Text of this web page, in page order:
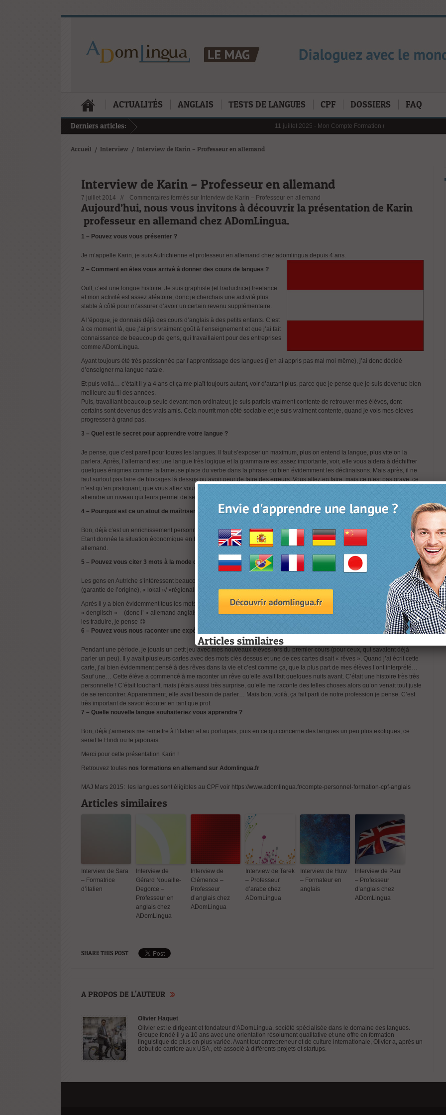
ACTUALITÉS ANGLAIS TESTS DE LANGUES CPF DOSSIERS FAQ
Derniers articles: 11 juillet 2025 -Mon Compte Formation (CPF) en 2025 : Les
6 janvier 2025 -Au 1er janvier 2025, le reste à charge pour
21 octobre 2024 -
Accueil / Interview / Interview de Karin – Professeur en allemand
Interview de Karin – Professeur en allemand
7 juillet 2014 // Commentaires fermés sur Interview de Karin – Professeur en allemand
Aujourd’hui, nous vous invitons à découvrir la présentation de Karin
professeur en allemand chez ADomLingua.
1 – Pouvez vous vous présenter ?
Je m’appelle Karin, je suis Autrichienne et professeur en allemand chez adomlingua depuis 4 ans.
2 – Comment en êtes vous arrivé à donner des cours de langues ?
Ouff, c’est une longue histoire. Je suis graphiste (et traductrice) freelance
et mon activité est assez aléatoire, donc je cherchais une activité plus
stable à côté pour m’assurer d’avoir un certain revenu supplémentaire.
A l’époque, je donnais déjà des cours d’anglais à des petits enfants. C’est
à ce moment là, que j’ai pris vraiment goût à l’enseignement et que j’ai fait
connaissance de beaucoup de gens, qui travaillaient pour des entreprises
comme ADomLingua.
Ayant toujours été très passionnée par l’apprentissage des langues (j’en ai appris pas mal moi même), j’ai donc décidé
d’enseigner ma langue natale.
Et puis voilà… c’était il y a 4 ans et ça me plaît toujours autant, voir d’autant plus, parce que je pense que je suis devenue bien
meilleure au fil des années.
Puis, travaillant beaucoup seule devant mon ordinateur, je suis parfois vraiment contente de retrouver mes élèves, dont
certains sont devenus des vrais amis. Cela nourrit mon côté sociable et je suis vraiment contente, quand je vois mes élèves
progresser à grand pas.
3 – Quel est le secret pour apprendre votre langue ?
Je pense, que c’est pareil pour toutes les langues. Il faut s’exposer un maximum, plus on entend la langue, plus vite on la
parlera. Après, l’allemand est une langue très logique et la grammaire est assez importante, voir, elle vous aidera à déchiffrer
quelques énigmes comme la fameuse place du verbe dans la phrase ou bien évidemment les déclinaisons. Mais après, il ne
faut surtout pas faire de blocages là dessus ou avoir peur de faire des erreurs. Vous allez en faire, mais ce n’est pas grave, ce
n’est qu’en pratiquant, que vous allez vous améliorer. Parfois, les gens sont surpris de la vitesse à laquelle ils arrivent à
atteindre un niveau qui leurs permet de se débrouiller au quotidien.
4 – Pourquoi est ce un atout de maîtriser votre langue ?
Bon, déjà c’est un enrichissement personnel. Chaque nouvelle langue apprise est une ouverture vers une nouvelle culture.
Etant donnée la situation économique en Europe en ce moment, c’est en plus certainement un atout professionnel de parler
allemand.
5 – Pouvez vous citer 3 mots à la mode dans votre langue et leurs significations ?
Les gens en Autriche s’intéressent beaucoup à l’origine de leurs produits, donc des mots comme: « Herkunftsgarantie »
(garantie de l’origine), « lokal »/ »régional » ou « hausgemacht » (fait maison) sont très à la mode depuis plusieurs années.
Après il y a bien évidemment tous les mots plus ou moins empruntés de l’anglais – que nous appelons d’ailleurs aussi du
« denglisch » – (donc l’ « allemand anglais »): smsen, twitten, socializen, googlen, chillen, herumcruisen, fake… Pas besoin de
les traduire, je pense 😉
6 – Pouvez vous nous raconter une expérience originale lors de vos cours avec ADomLingua ?
Pendant une période, je jouais un petit jeu avec mes nouveaux élèves lors du premier cours (pour ceux, qui savaient déjà
parler un peu). Il y avait plusieurs cartes avec des mots clés dessus et une de ces cartes disait « rêves ». Quand j’ai écrit cette
carte, j’ai bien évidemment pensé à des rêves dans la vie et c’est comme ça, que la plus part de mes élèves l’ont interprété…
Sauf une… Cette élève a commencé à me raconter un rêve qu’elle avait fait quelques nuits avant. C’était une histoire très très
personnelle ! C’était touchant, mais j’étais aussi très surprise, qu’elle me raconte des telles choses alors qu’on venait tout juste
de se rencontrer. Apparemment, elle avait besoin de parler… Mais bon, voilà, ça fait parti de notre profession je pense. C’est
très important de savoir écouter en tant que prof.
7 – Quelle nouvelle langue souhaiteriez vous apprendre ?
Bon, déjà j’aimerais me remettre à l’italien et au portugais, puis en ce qui concerne des langues un peu plus exotiques, ce
serait le Hindi ou le japonais.
Merci pour cette présentation Karin !
Retrouvez toutes nos formations en allemand sur Adomlingua.fr
MAJ Mars 2015: les langues sont éligibles au CPF voir https://www.adomlingua.fr/compte-personnel-formation-cpf-anglais
Articles similaires
Interview de Sara
– Formatrice
d’italien
Interview de
Gérard Nouaille-
Degorce –
Professeur en
anglais chez
ADomLingua
Interview de
Clémence –
Professeur
d’anglais chez
ADomLingua
Interview de Tarek
– Professeur
d’arabe chez
ADomLingua
Interview de Huw
– Formateur en
anglais
Interview de Paul
– Professeur
d’anglais chez
ADomLingua
SHARE THIS POST
A PROPOS DE L'AUTEUR
Olivier Haquet
Olivier est le dirigeant et fondateur d'ADomLingua, société spécialisée dans le domaine des langues.
Groupe fondé il y a 10 ans avec une orientation résolument qualitative et une offre en formation
linguistique de plus en plus variée. Avant tout entrepreneur et de culture internationale, Olivier a, après un
début de carrière aux USA , eté associé à différents projets et startups.
Articles similaires
Interview de Sara
Professeur en
d’anglais chez
ADomLingua